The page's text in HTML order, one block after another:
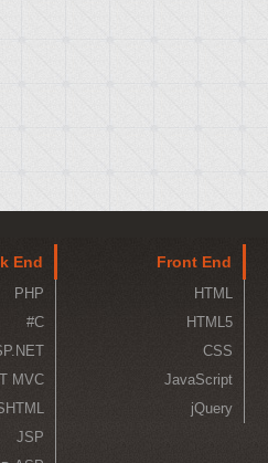
Front End
HTML
HTML5
CSS
JavaScript
jQuery
End
PHP
C#
MVC
JSP